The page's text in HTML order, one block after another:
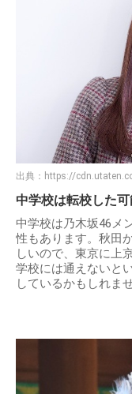
出典： https://
中学校は転校した可
中学校は乃木坂46メ
性もあります。秋田
しいので、東京に上
学校には通えないと
しているかもしれませ